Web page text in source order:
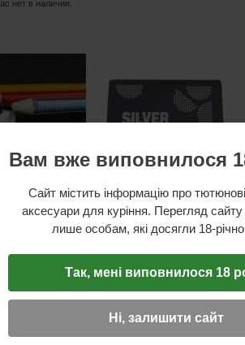
нет в наличии.
ПРИ ПОКУПКЕ ЭТОГО ТОВАРА НАБОР ИЗ
боросиликатное стекло
Вам вже виповнилося
Сайт містить інформацію про
аксесуари для куріння. Перегляд
лише особам, які досягли 18-
Так, мені виповнилося 18
Ні, залишити сайт